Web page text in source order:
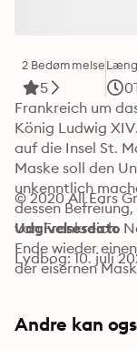
2 Bedømmelse
5
Frankreich um
König Ludwig
auf die Insel St.
Maske soll den
unkenntlich
dessen
von Frankreich.
Ende wieder
der eisernen
© 2020 All Ears
Udgivelsesdato
Lydbog: 10. juli
Andre kan